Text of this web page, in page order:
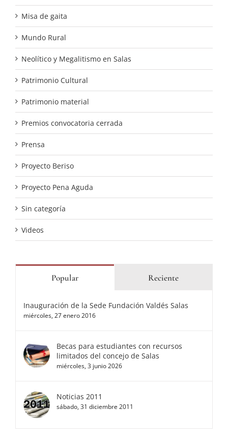
Misa de gaita
Mundo Rural
Neolítico y Megalitismo en Salas
Patrimonio Cultural
Patrimonio material
Premios convocatoria cerrada
Prensa
Proyecto Beriso
Proyecto Pena Aguda
Sin categoría
Videos
Popular Reciente
Inauguración de la Sede Fundación Valdés Salas
miércoles, 27 enero 2016
Becas para estudiantes con recursos
limitados del concejo de Salas
miércoles, 3 junio 2026
Noticias 2011
sábado, 31 diciembre 2011